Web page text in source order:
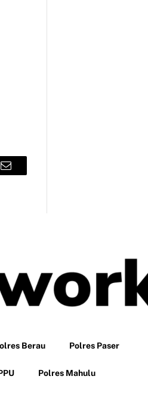
Email
Berau Polres Paser
Polres Mahulu